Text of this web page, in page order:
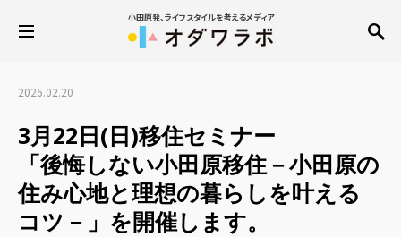
小田原発、ライフスタイルを考えるメディア
2026.02.20
3月22日(日)移住セミナー
「後悔しない小田原移住－小田原の
住み心地と理想の暮らしを叶える
コツ－」を開催します。